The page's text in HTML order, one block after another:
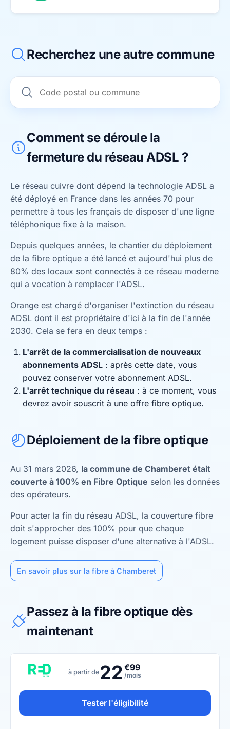
Recherchez une autre commune
Comment se déroule la
fermeture du réseau ADSL ?
Le réseau cuivre dont dépend la technologie ADSL a
été déployé en France dans les années 70 pour
permettre à tous les français de disposer d'une ligne
téléphonique fixe à la maison.
Depuis quelques années, le chantier du déploiement
de la fibre optique a été lancé et aujourd'hui plus de
80% des locaux sont connectés à ce réseau moderne
qui a vocation à remplacer l'ADSL.
Orange est chargé d'organiser l'extinction du réseau
ADSL dont il est propriétaire d'ici à la fin de l'année
2030. Cela se fera en deux temps :
L'arrêt de la commercialisation de nouveaux
abonnements ADSL : après cette date, vous
pouvez conserver votre abonnement ADSL.
L'arrêt technique du réseau : à ce moment, vous
devrez avoir souscrit à une offre fibre optique.
Déploiement de la fibre optique
Au 31 mars 2026, la commune de Chamberet était
couverte à 100% en Fibre Optique selon les données
des opérateurs.
Pour acter la fin du réseau ADSL, la couverture fibre
doit s'approcher des 100% pour que chaque
logement puisse disposer d'une alternative à l'ADSL.
En savoir plus sur la fibre à Chamberet
Passez à la fibre optique dès
maintenant
à partir de 22 €99
/mois
Tester l'éligibilité